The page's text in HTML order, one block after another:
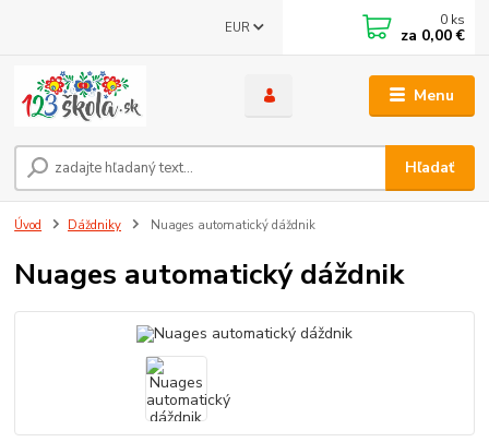
Menu
EUR
Hľadať
0 ks
za 0,00 €
Úvod Dáždniky Nuages automatický dáždnik
Nuages automatický dáždnik